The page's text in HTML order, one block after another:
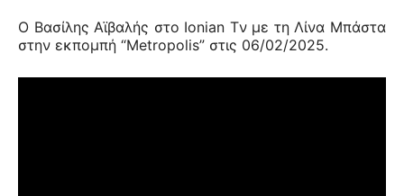
Ο Βασίλης Αϊβαλής στο Ionian Tν με τη Λίνα Μπάστα
στην εκπομπή “Metropolis” στις 06/02/2025.